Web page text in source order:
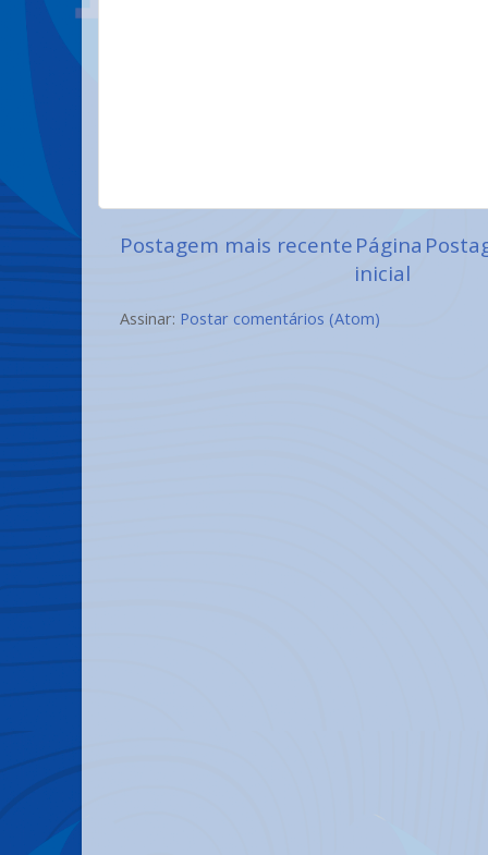
Postagem mais recentePágina
inicial
Assinar: Postar comentários (Atom)